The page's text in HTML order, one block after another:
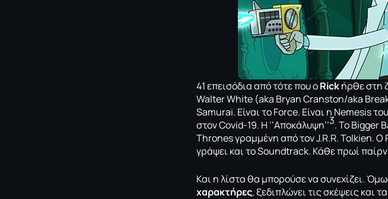
41 επεισόδια από τότε που οRickήρθε στη
Walter White (aka Bryan Cranston/aka
Samurai. Είναι το Force. Είναι η Nemesis
στον Covid-19. Η ‘’Αποκάλυψη’’3. Το Bigger
Thrones γραμμένη από τον J.R.R. Tolkien. O
γράψει και το Soundtrack. Κάθε πρωί
Και η λίστα θα μπορούσε να συνεχίζει.
χαρακτήρες, ξεδιπλώνει τις σκέψεις και